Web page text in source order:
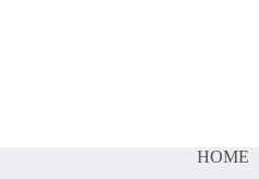
HOME